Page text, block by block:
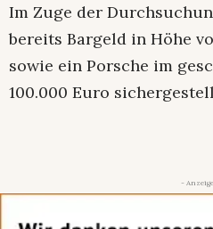
Im Zuge der
bereits Bargeld in Höhe
sowie ein Porsche im
100.000 Euro
-